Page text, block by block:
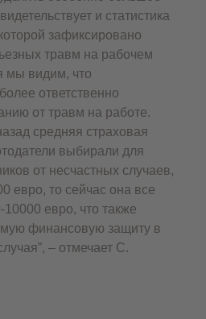
и статистика
зафиксировано
травм на рабочем
мы видим, что
ответственно
от травм на работе.
средняя страховая
выбирали для
от несчастных случаев,
евро, то сейчас она все
евро, что также
финансовую защиту в
– отмечает С.